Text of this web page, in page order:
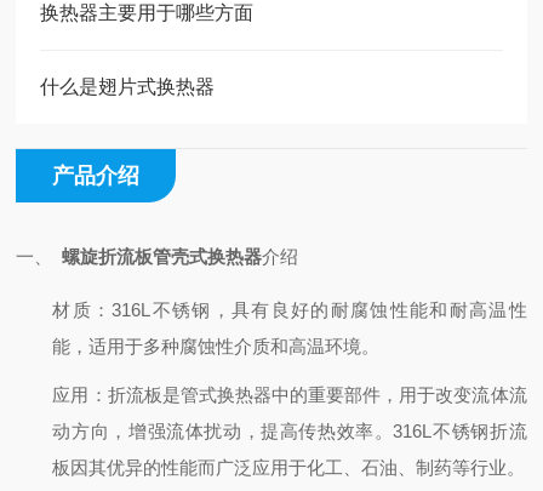
换热器主要用于哪些方面
什么是翅片式换热器
产品介绍
一、螺旋折流板管壳式换热器介绍
材质：316L不锈钢，具有良好的耐腐蚀性能和耐高温性
能，适用于多种腐蚀性介质和高温环境。
应用：折流板是管式换热器中的重要部件，用于改变流体流
动方向，增强流体扰动，提高传热效率。316L不锈钢折流
板因其优异的性能而广泛应用于化工、石油、制药等行业。